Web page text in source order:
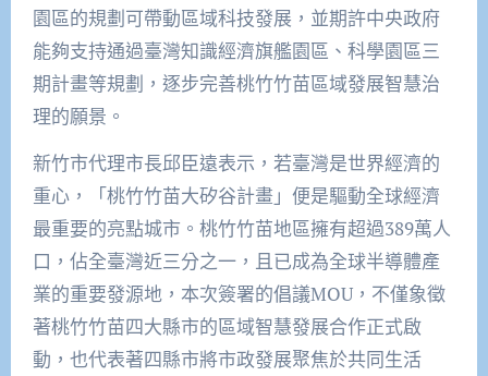
園區的規劃可帶動區域科技發展，並期許中央政府
能夠支持通過臺灣知識經濟旗艦園區、科學園區三
期計畫等規劃，逐步完善桃竹竹苗區域發展智慧治
理的願景。
新竹市代理市長邱臣遠表示，若臺灣是世界經濟的
重心，「桃竹竹苗大矽谷計畫」便是驅動全球經濟
最重要的亮點城市。桃竹竹苗地區擁有超過389萬人
口，佔全臺灣近三分之一，且已成為全球半導體產
業的重要發源地，本次簽署的倡議MOU，不僅象徵
著桃竹竹苗四大縣市的區域智慧發展合作正式啟
動，也代表著四縣市將市政發展聚焦於共同生活